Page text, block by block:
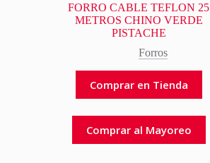
FORRO CABLE TEFLON 25
METROS CHINO VERDE
PISTACHE
Forros
Comprar en Tienda
Comprar al Mayoreo